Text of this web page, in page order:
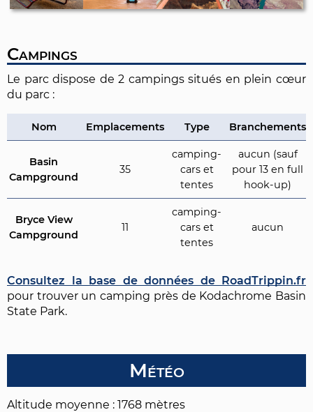
Campings
Le parc dispose de 2 campings situés en plein cœur
du parc :
Nom Emplacements Type Branchements
Basin
Campground
35
camping-
cars et
tentes
aucun (sauf
pour 13 en full
hook-up)
Bryce View
Campground
11
camping-
cars et
tentes
aucun
Consultez la base de données de RoadTrippin.fr
pour trouver un camping près de Kodachrome Basin
State Park.
Météo
Altitude moyenne : 1768 mètres